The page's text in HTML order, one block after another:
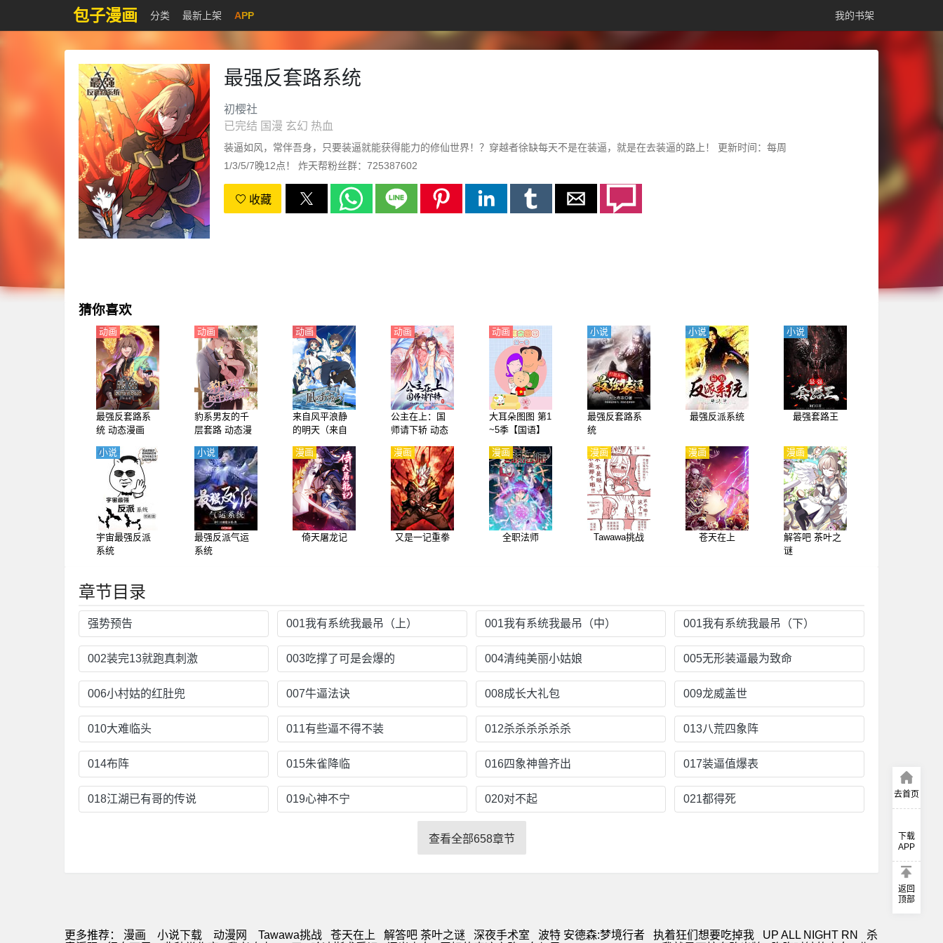
包子漫画 分类 最新上架 APP 我的书架
最强反套路系统
初樱社
已完结 国漫 玄幻 热血
装逼如风，常伴吾身，只要装逼就能获得能力的修仙世界！？穿越者徐缺每天不是在装逼，就是在去装逼的路上！ 更新时间：每周
1/3/5/7晚12点！ 炸天帮粉丝群：725387602
收藏
猜你喜欢
最强反套路系
统 动态漫画
动画
豹系男友的千
层套路 动态漫
动画
来自风平浪静
的明天（来自
i no Asukara）
【日语】
动画
公主在上：国
师请下轿 动态
动画
大耳朵图图 第1
~5季【国语】
动画
最强反套路系
统
小说
最强反派系统
小说
最强套路王
小说
宇宙最强反派
系统
小说
最强反派气运
系统
小说
倚天屠龙记
漫画
又是一记重拳
漫画
全职法师
漫画
Tawawa挑战
漫画
苍天在上
漫画
解答吧 茶叶之
谜
漫画
章节目录
强势预告 001我有系统我最吊（上） 001我有系统我最吊（中） 001我有系统我最吊（下）
002装完13就跑真刺激 003吃撑了可是会爆的 004清纯美丽小姑娘 005无形装逼最为致命
006小村姑的红肚兜 007牛逼法诀 008成长大礼包 009龙威盖世
010大难临头 011有些逼不得不装 012杀杀杀杀杀杀 013八荒四象阵
014布阵 015朱雀降临 016四象神兽齐出 017装逼值爆表
018江湖已有哥的传说 019心神不宁 020对不起 021都得死
查看全部658章节
更多推荐： 漫画 小说下载 动漫网 Tawawa挑战 苍天在上 解答吧 茶叶之谜 深夜手术室 波特 安德森:梦境行者 执着狂们想要吃掉我 UP ALL NIGHT RN
杀
去首页
下载
APP
返回
顶部